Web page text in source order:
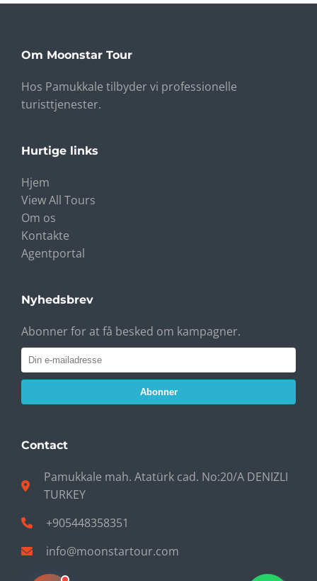
Om Moonstar Tour
Hos Pamukkale tilbyder vi professionelle
turisttjenester.
Hurtige links
Hjem
View All Tours
Om os
Kontakte
Agentportal
Nyhedsbrev
Abonner for at få besked om kampagner.
Abonner
Contact
Pamukkale mah. Atatürk cad. No:20/A DENIZLI
TURKEY
+905448358351
info@moonstartour.com